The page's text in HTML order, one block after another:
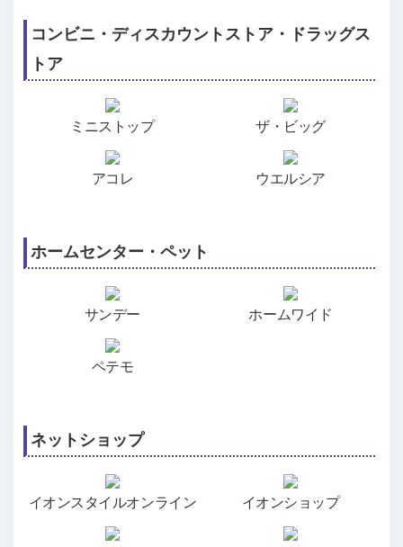
コンビニ・ディスカウントストア・ドラッグス
トア
ミニストップ ザ・ビッグ
アコレ ウエルシア
ホームセンター・ペット
サンデー ホームワイド
ペテモ
ネットショップ
イオンスタイルオンライン イオンショップ